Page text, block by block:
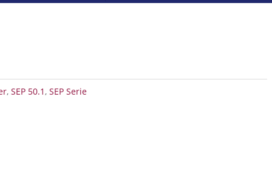
,SEP 50.1,SEP Serie